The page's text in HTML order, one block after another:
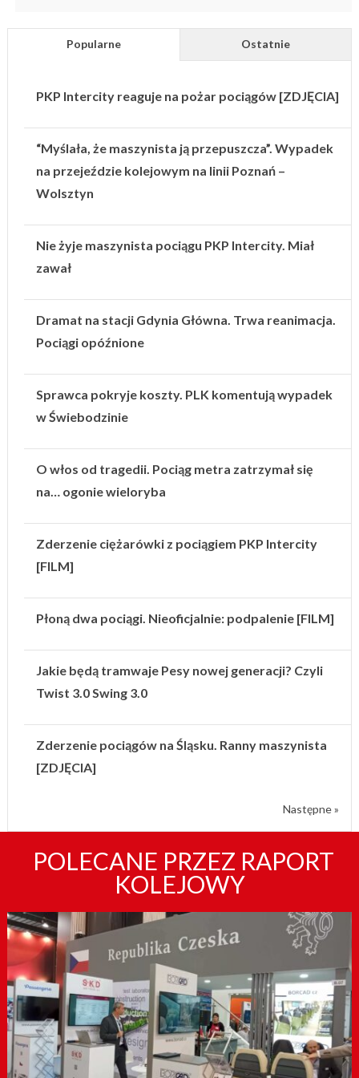
Popularne Ostatnie
PKP Intercity reaguje na pożar pociągów [ZDJĘCIA]
“Myślała, że maszynista ją przepuszcza”. Wypadek
na przejeździe kolejowym na linii Poznań –
Wolsztyn
Nie żyje maszynista pociągu PKP Intercity. Miał
zawał
Dramat na stacji Gdynia Główna. Trwa reanimacja.
Pociągi opóźnione
Sprawca pokryje koszty. PLK komentują wypadek
w Świebodzinie
O włos od tragedii. Pociąg metra zatrzymał się
na… ogonie wieloryba
Zderzenie ciężarówki z pociągiem PKP Intercity
[FILM]
Płoną dwa pociągi. Nieoficjalnie: podpalenie [FILM]
Jakie będą tramwaje Pesy nowej generacji? Czyli
Twist 3.0 Swing 3.0
Zderzenie pociągów na Śląsku. Ranny maszynista
[ZDJĘCIA]
Następne »
POLECANE PRZEZ RAPORT
KOLEJOWY